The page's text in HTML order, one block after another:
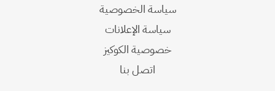
سياسة الخصوصية
سياسة الإعلانات
خصوصية الكوكيز
اتصل بنا